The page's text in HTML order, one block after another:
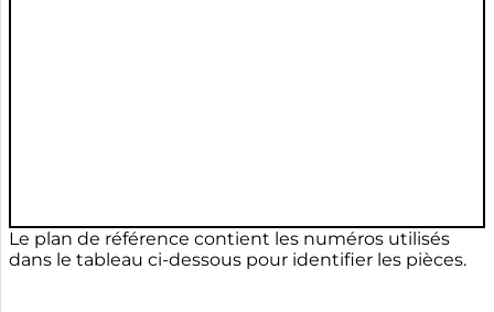
Le plan de référence contient les numéros utilisés
dans le tableau ci-dessous pour identifier les pièces.